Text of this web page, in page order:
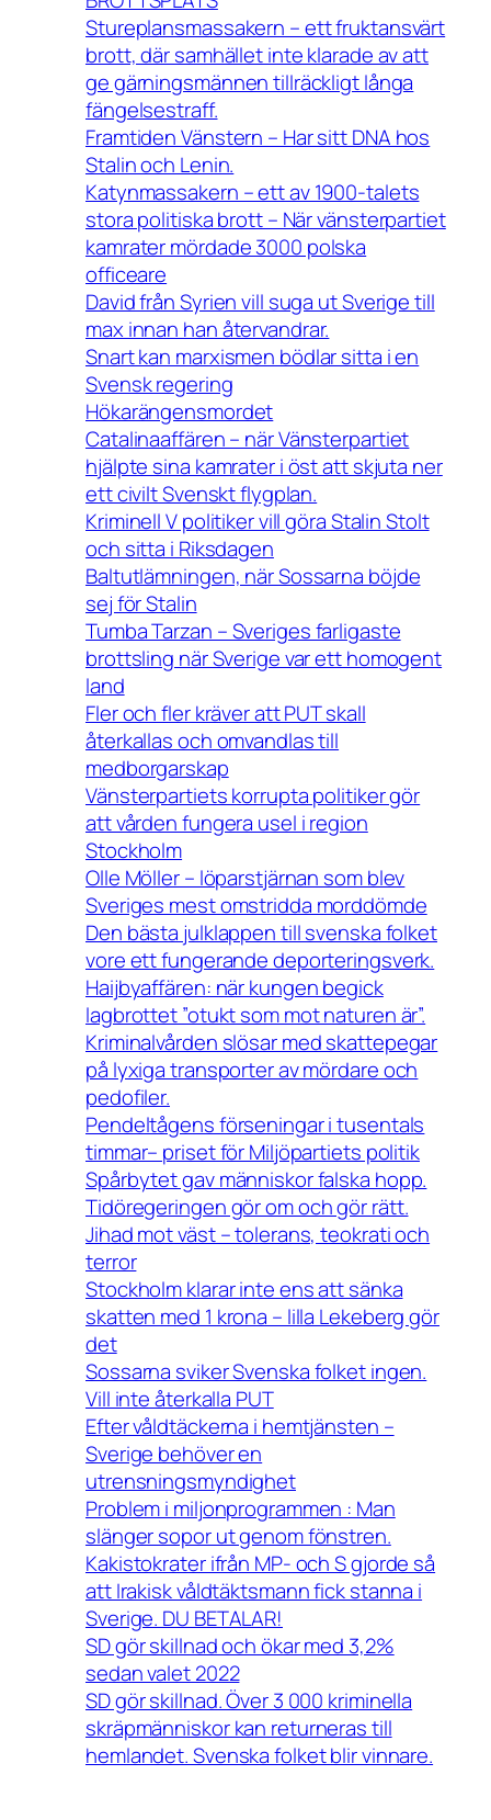
Stureplansmassakern – ett fruktansvärt
brott, där samhället inte klarade av att
ge gärningsmännen tillräckligt långa
fängelsestraff.
Framtiden Vänstern – Har sitt DNA hos
Stalin och Lenin.
Katynmassakern – ett av 1900-talets
stora politiska brott – När vänsterpartiet
kamrater mördade 3000 polska
officeare
David från Syrien vill suga ut Sverige till
max innan han återvandrar.
Snart kan marxismen bödlar sitta i en
Svensk regering
Hökarängensmordet
Catalinaaffären – när Vänsterpartiet
hjälpte sina kamrater i öst att skjuta ner
ett civilt Svenskt flygplan.
Kriminell V politiker vill göra Stalin Stolt
och sitta i Riksdagen
Baltutlämningen, när Sossarna böjde
sej för Stalin
Tumba Tarzan – Sveriges farligaste
brottsling när Sverige var ett homogent
land
Fler och fler kräver att PUT skall
återkallas och omvandlas till
medborgarskap
Vänsterpartiets korrupta politiker gör
att vården fungera usel i region
Stockholm
Olle Möller – löparstjärnan som blev
Sveriges mest omstridda morddömde
Den bästa julklappen till svenska folket
vore ett fungerande deporteringsverk.
Haijbyaffären: när kungen begick
lagbrottet ”otukt som mot naturen är”.
Kriminalvården slösar med skattepegar
på lyxiga transporter av mördare och
pedofiler.
Pendeltågens förseningar i tusentals
timmar– priset för Miljöpartiets politik
Spårbytet gav människor falska hopp.
Tidöregeringen gör om och gör rätt.
Jihad mot väst – tolerans, teokrati och
terror
Stockholm klarar inte ens att sänka
skatten med 1 krona – lilla Lekeberg gör
det
Sossarna sviker Svenska folket ingen.
Vill inte återkalla PUT
Efter våldtäckerna i hemtjänsten –
Sverige behöver en
utrensningsmyndighet
Problem i miljonprogrammen : Man
slänger sopor ut genom fönstren.
Kakistokrater ifrån MP- och S gjorde så
att Irakisk våldtäktsmann fick stanna i
Sverige. DU BETALAR!
SD gör skillnad och ökar med 3,2%
sedan valet 2022
SD gör skillnad. Över 3 000 kriminella
skräpmänniskor kan returneras till
hemlandet. Svenska folket blir vinnare.